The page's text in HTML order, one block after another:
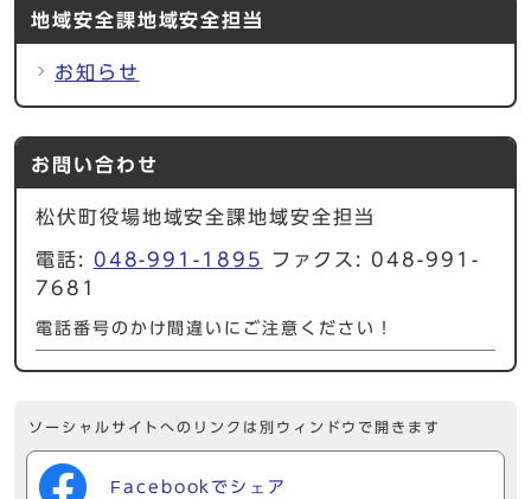
地域安全課地域安全担当
お知らせ
お問い合わせ
松伏町役場地域安全課地域安全担当
電話: 048-991-1895
ファクス: 048-991-
7681
電話番号のかけ間違いにご注意ください！
ソーシャルサイトへのリンクは別ウィンドウで開きます
Facebookでシェア